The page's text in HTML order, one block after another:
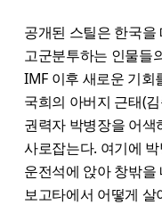
공개된 스틸은 한국을
고군분투하는 인물들
IMF 이후 새로운 기회
국희의 아버지 근태(
권력자 박병장을 어
사로잡는다. 여기에
운전석에 앉아 창밖
보고타에서 어떻게